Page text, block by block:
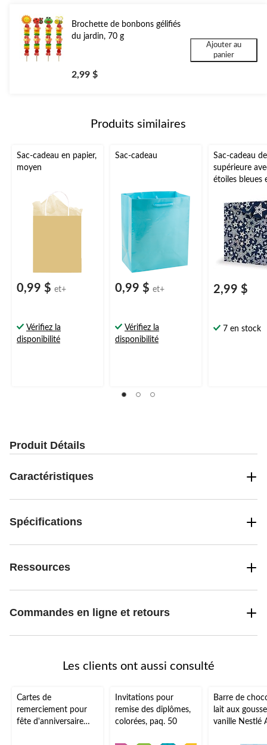
Brochette de bonbons gélifiés
du jardin, 70 g
2,99 $
Ajouter au
panier
Produits similaires
Sac-cadeau en papier,
moyen
0,99 $ et+
Vérifiez la
disponibilité
Sac-cadeau
0,99 $ et+
Vérifiez la
disponibilité
Sac-cadeau
supérieure
étoiles bleues
2,99 $
7 en stock
Produit Détails
Caractéristiques
Spécifications
Ressources
Commandes en ligne et retours
Les clients ont aussi consulté
Cartes de
remerciement pour
fête d'anniversaire
Invitations pour
remise des diplômes,
colorées, paq. 50
Barre de
lait aux
vanille Nestlé